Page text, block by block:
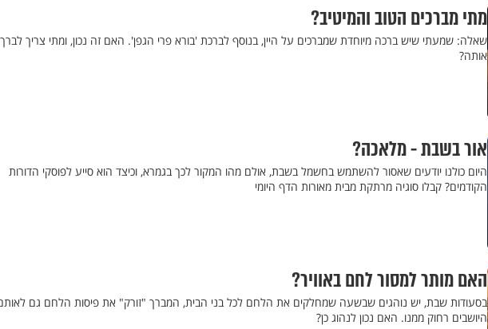
מתי מברכים הטוב והמיטיב?
שאלה: שמעתי שיש ברכה מיוחדת שמברכים על היין, בנוסף לברכת 'בורא פרי הגפן'. האם זה נכון, ומתי צריך לברך
אותה?
אור בשבת - מלאכה?
היום כולנו יודעים שאסור להשתמש בחשמל בשבת, אולם מהו המקור לכך בגמרא, וכיצד הוא סייע לפוסקי הדורות
הקודמים? קבלו סוגיה מרתקת מבית מאורות הדף היומי
האם מותר למסור לחם באוויר?
בסעודות שבת, יש נוהגים שבשעה שמחלקים את הלחם לכל בני הבית, המברך "זורק" את פיסות הלחם גם
היושבים רחוק ממנו. האם נכון לנהוג כן?